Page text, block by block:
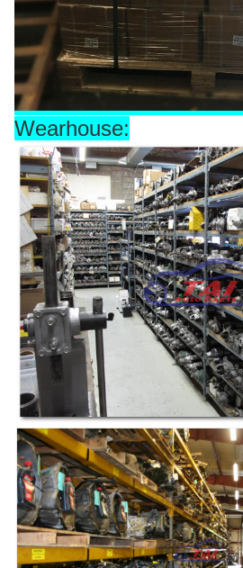
Wearhouse: